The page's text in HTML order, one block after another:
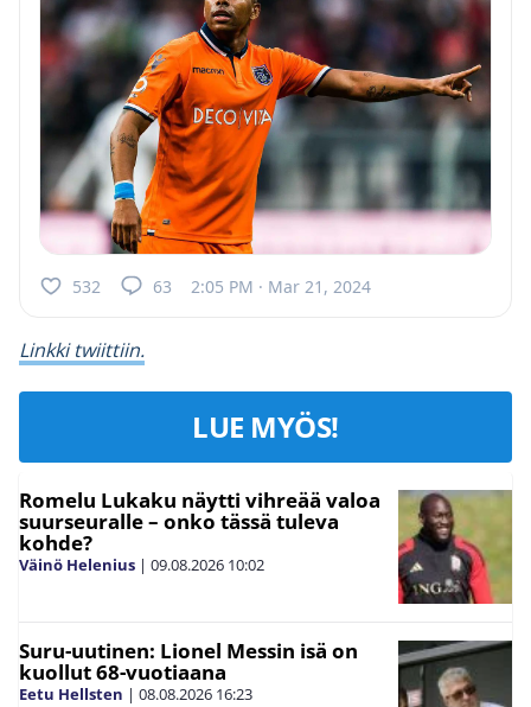
532 63 2:05 PM · Mar 21, 2024
Linkki twiittiin.
LUE MYÖS!
Romelu Lukaku näytti vihreää valoa
suurseuralle – onko tässä tuleva
kohde?
Väinö Helenius | 09.08.2026 10:02
Suru-uutinen: Lionel Messin isä on
kuollut 68-vuotiaana
Eetu Hellsten | 08.08.2026 16:23